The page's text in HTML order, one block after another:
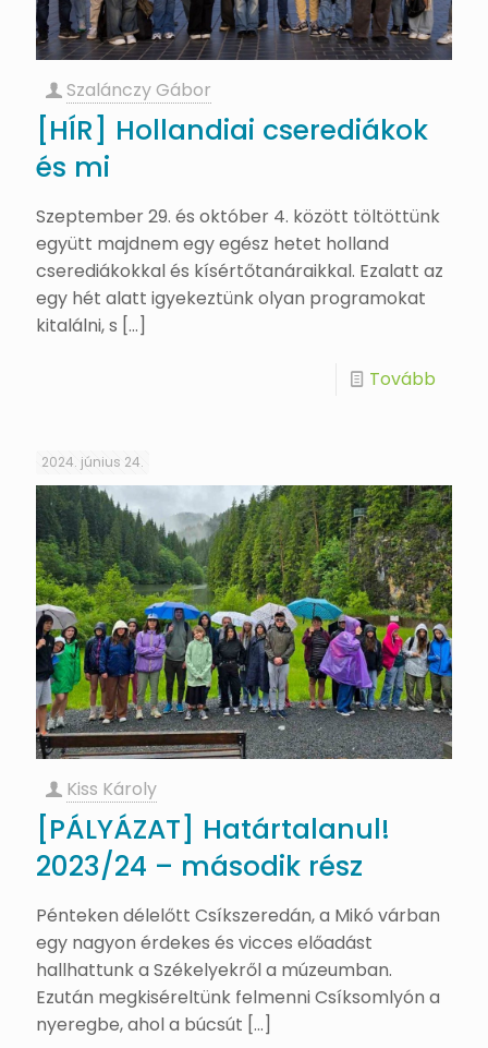
Szalánczy Gábor
[HÍR] Hollandiai cserediákok
és mi
Szeptember 29. és október 4. között töltöttünk
együtt majdnem egy egész hetet holland
cserediákokkal és kísértőtanáraikkal. Ezalatt az
egy hét alatt igyekeztünk olyan programokat
kitalálni, s […]
Tovább
2024. június 24.
Kiss Károly
[PÁLYÁZAT] Határtalanul!
2023/24 – második rész
Pénteken délelőtt Csíkszeredán, a Mikó várban
egy nagyon érdekes és vicces előadást
hallhattunk a Székelyekről a múzeumban.
Ezután megkiséreltünk felmenni Csíksomlyón a
nyeregbe, ahol a búcsút […]